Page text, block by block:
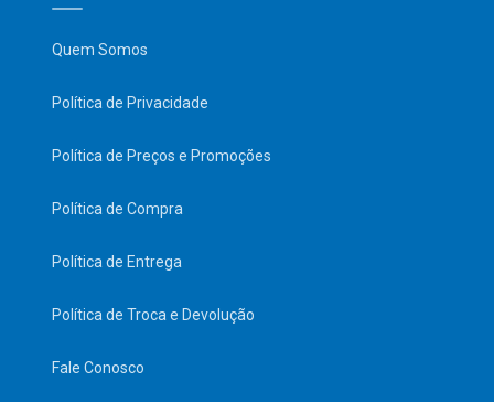
Quem Somos
Política de Privacidade
Política de Preços e Promoções
Política de Compra
Política de Entrega
Política de Troca e Devolução
Fale Conosco